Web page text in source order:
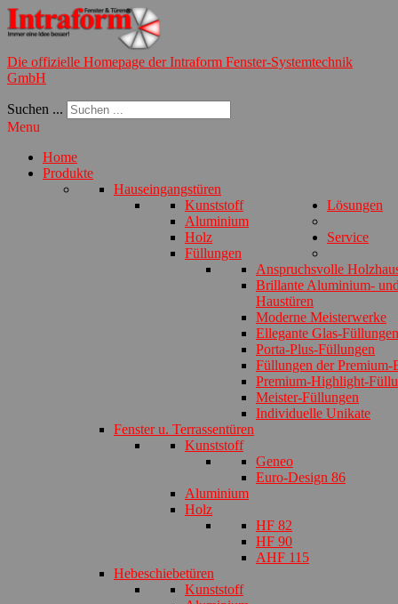
Die offizielle Homepage der Intraform Fenster-Systemtechnik
GmbH
Suchen ...
Menu
Home
Produkte
Hauseingangstüren
Kunststoff
Aluminium
Holz
Füllungen
Anspruchsvolle
Brillante Aluminium-
Haustüren
Moderne Meisterwerke
Ellegante Glas-Füllungen
Porta-Plus-Füllungen
Füllungen der Premium-
Premium-Highlight-
Meister-Füllungen
Individuelle Unikate
Fenster u. Terrassentüren
Kunststoff
Geneo
Euro-Design 86
Aluminium
Holz
HF 82
HF 90
AHF 115
Hebeschiebetüren
Kunststoff
Lösungen
Service